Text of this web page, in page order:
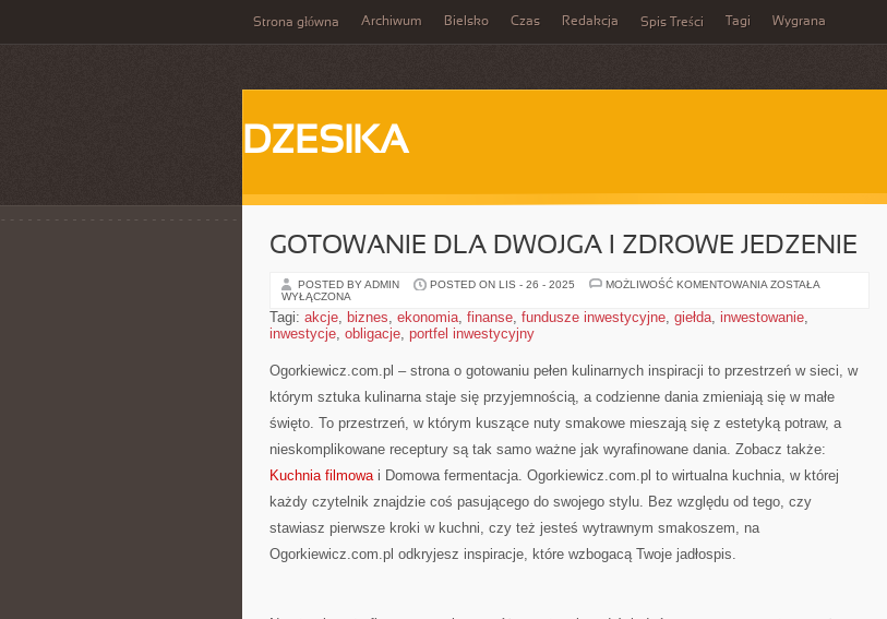
Strona główna Archiwum Bielsko Czas Redakcja Spis Treści Tagi Wygrana
DZESIKA
GOTOWANIE DLA DWOJGA I ZDROWE JEDZENIE
POSTED BY ADMIN POSTED ON LIS - 26 - 2025 MOŻLIWOŚĆ KOMENTOWANIA GOTOWANIE
I
ZOSTAŁA
WYŁĄCZONA
Tagi: akcje, biznes, ekonomia, finanse, fundusze inwestycyjne, giełda, inwestowanie,
inwestycje, obligacje, portfel inwestycyjny
Ogorkiewicz.com.pl – strona o gotowaniu pełen kulinarnych inspiracji to przestrzeń w sieci, w
którym sztuka kulinarna staje się przyjemnością, a codzienne dania zmieniają się w małe
święto. To przestrzeń, w którym kuszące nuty smakowe mieszają się z estetyką potraw, a
nieskomplikowane receptury są tak samo ważne jak wyrafinowane dania. Zobacz także:
Kuchnia filmowai Domowa fermentacja. Ogorkiewicz.com.pl to wirtualna kuchnia, w której
każdy czytelnik znajdzie coś pasującego do swojego stylu. Bez względu od tego, czy
stawiasz pierwsze kroki w kuchni, czy też jesteś wytrawnym smakoszem, na
Ogorkiewicz.com.pl odkryjesz inspiracje, które wzbogacą Twoje jadłospis.